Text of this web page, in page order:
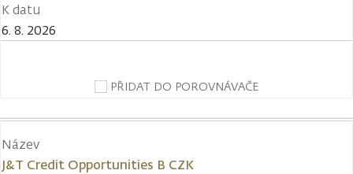
K datu
6. 8. 2026
PŘIDAT DO POROVNÁVAČE
Název
J&T Credit Opportunities B CZK